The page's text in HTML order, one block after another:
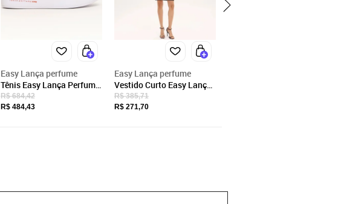
Easy Lança perfume
Tênis Easy Lança Perfume
Enfeite Ve25 Laranja
Feminino
R$ 684,42
R$ 484,43
Easy Lança perfume
Vestido Curto Easy Lança
Perfume Ve25 Preto
Feminino
R$ 385,71
R$ 271,70